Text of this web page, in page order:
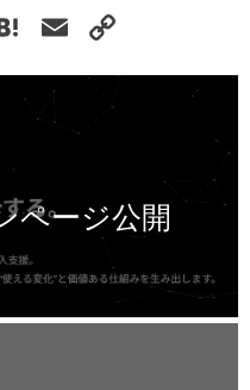
H
at
e
E
m o
n
ページ公開